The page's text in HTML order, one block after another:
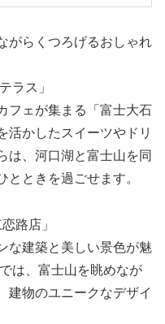
がらくつろげるおしゃれ
ラス」
フェが集まる「富士大石
活かしたスイーツやドリ
は、河口湖と富士山を同
ときを過ごせます。
路店」
な建築と美しい景色が魅
は、富士山を眺めなが
建物のユニークなデザイ